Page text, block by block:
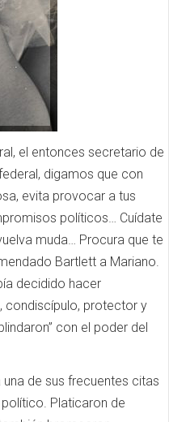
el entonces secretario de
digamos que con
evita provocar a tus
políticos… Cuídate
muda… Procura que te
Bartlett a Mariano.
decidido hacer
condiscípulo, protector y
con el poder del
de sus frecuentes citas
Platicaron de